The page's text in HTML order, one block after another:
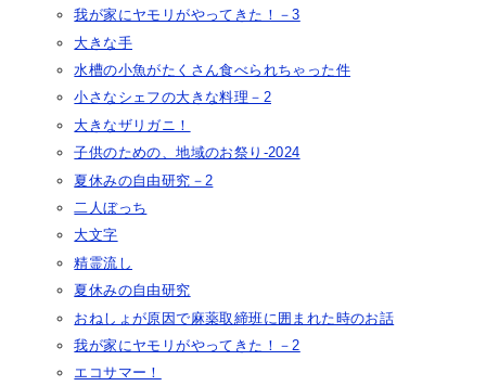
我が家にヤモリがやってきた！－3
大きな手
水槽の小魚がたくさん食べられちゃった件
小さなシェフの大きな料理－2
大きなザリガニ！
子供のための、地域のお祭り-2024
夏休みの自由研究－2
二人ぼっち
大文字
精霊流し
夏休みの自由研究
おねしょが原因で麻薬取締班に囲まれた時のお話
我が家にヤモリがやってきた！－2
エコサマー！